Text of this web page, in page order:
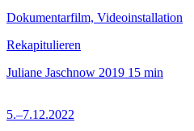
Dokumentarfilm, Videoinstallation
Rekapitulieren
Juliane Jaschnow 2019 15 min
5.–7.12.2022